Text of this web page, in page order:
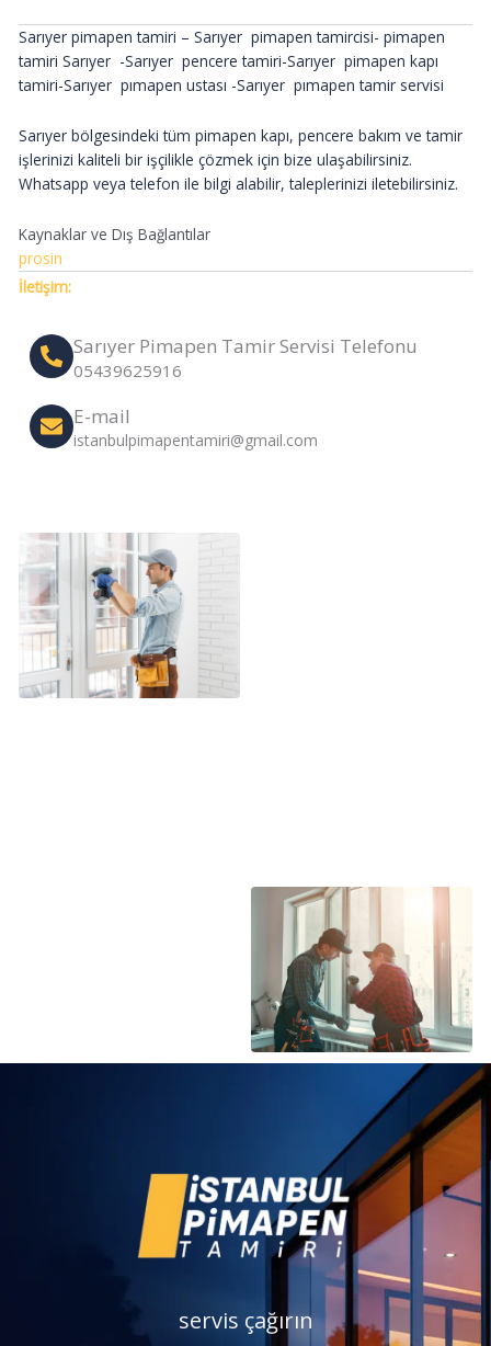
Sarıyer pimapen tamiri – Sarıyer pimapen tamircisi- pimapen
tamiri Sarıyer -Sarıyer pencere tamiri-Sarıyer pimapen kapı
tamiri-Sarıyer pımapen ustası -Sarıyer pımapen tamir servisi
Sarıyer bölgesindeki tüm pimapen kapı, pencere bakım ve tamir
işlerinizi kaliteli bir işçilikle çözmek için bize ulaşabilirsiniz.
Whatsapp veya telefon ile bilgi alabilir, taleplerinizi iletebilirsiniz.
Kaynaklar ve Dış Bağlantılar
prosin
İletişim:
Sarıyer Pimapen Tamir Servisi Telefonu
05439625916
E-mail
istanbulpimapentamiri@gmail.com
servis çağırın